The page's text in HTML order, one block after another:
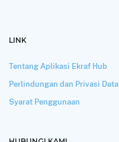
LINK
Tentang Aplikasi Ekraf Hub
Perlindungan dan Privasi Data
Syarat Penggunaan